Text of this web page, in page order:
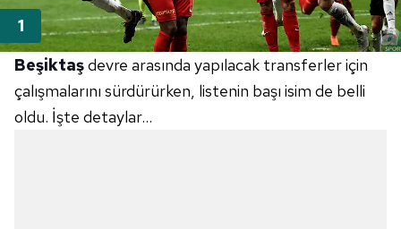
Beşiktaşdevre arasında yapılacak transferler için
çalışmalarını sürdürürken, listenin başı isim de belli
oldu. İşte detaylar...